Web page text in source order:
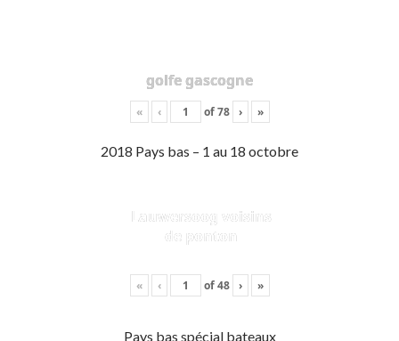
golfe gascogne
« ‹ of78 › »
2018 Pays bas – 1 au 18 octobre
Lauwersoog voisins
de ponton
« ‹ of48 › »
Pays bas spécial bateaux